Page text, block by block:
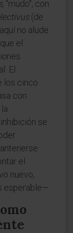
, "mudo", con
(de
no alude
el
El
los cinco
con
se
el
nuevo,
esperable—.